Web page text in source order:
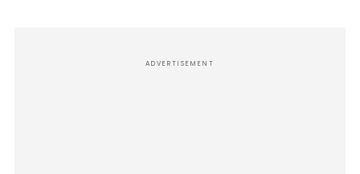
ADVERTISEMENT